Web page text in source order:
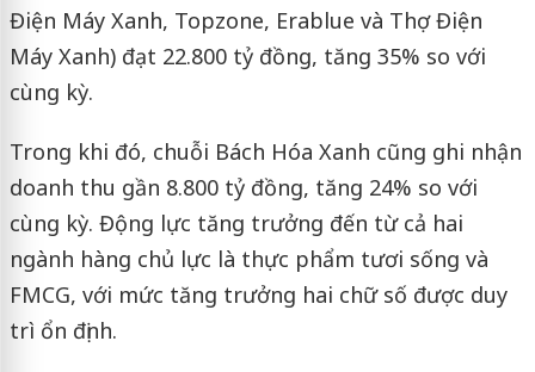
Điện Máy Xanh, Topzone, Erablue và Thợ Điện
Máy Xanh) đạt 22.800 tỷ đồng, tăng 35% so với
cùng kỳ.
Trong khi đó, chuỗi Bách Hóa Xanh cũng ghi nhận
doanh thu gần 8.800 tỷ đồng, tăng 24% so với
cùng kỳ. Động lực tăng trưởng đến từ cả hai
ngành hàng chủ lực là thực phẩm tươi sống và
FMCG, với mức tăng trưởng hai chữ số được duy
trì ổn định.